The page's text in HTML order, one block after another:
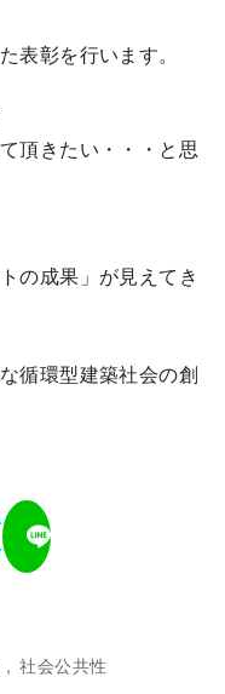
表彰を行います。
頂きたい・・・と思
の成果」が見えてき
循環型建築社会の創
社会公共性